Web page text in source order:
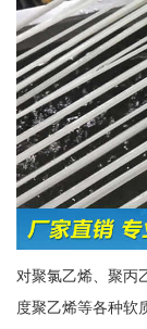
对聚氯乙烯、聚丙
度聚乙烯等各种软